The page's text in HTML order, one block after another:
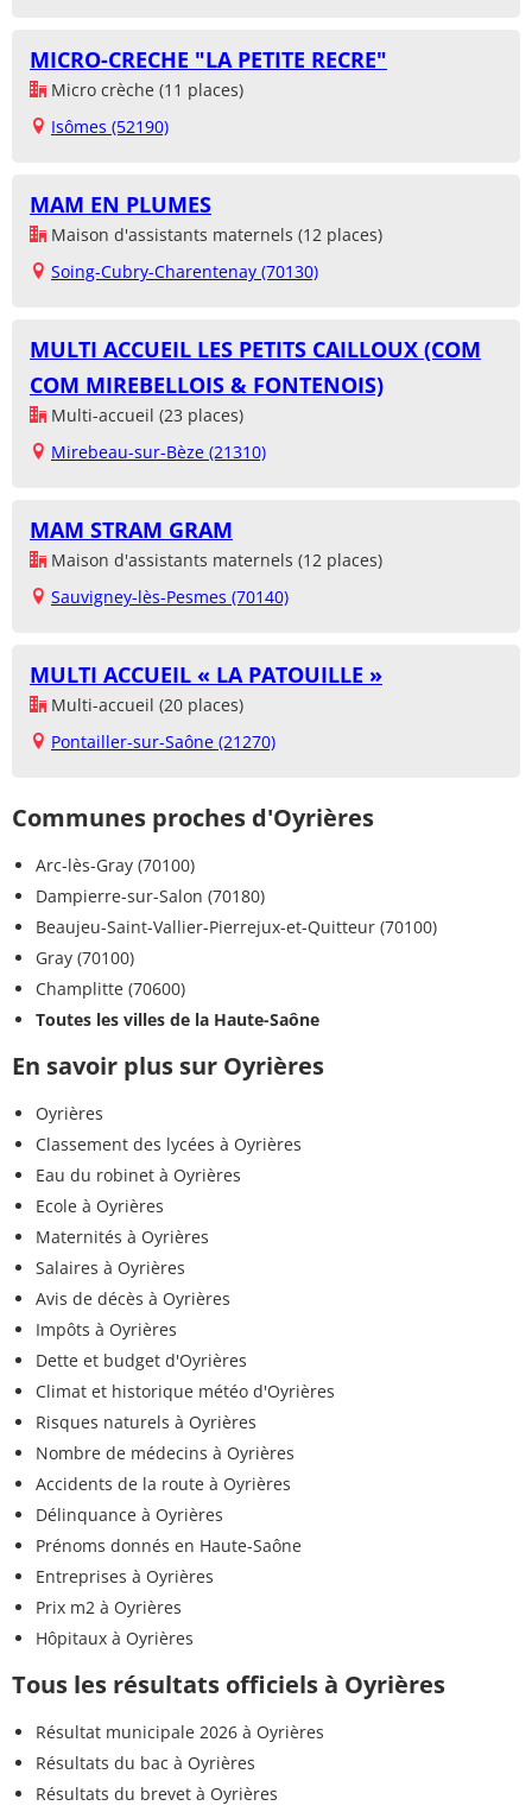
MICRO-CRECHE "LA PETITE RECRE"
Micro crèche (11 places)
Isômes (52190)
MAM EN PLUMES
Maison d'assistants maternels (12 places)
Soing-Cubry-Charentenay (70130)
MULTI ACCUEIL LES PETITS CAILLOUX (COM
COM MIREBELLOIS & FONTENOIS)
Multi-accueil (23 places)
Mirebeau-sur-Bèze (21310)
MAM STRAM GRAM
Maison d'assistants maternels (12 places)
Sauvigney-lès-Pesmes (70140)
MULTI ACCUEIL « LA PATOUILLE »
Multi-accueil (20 places)
Pontailler-sur-Saône (21270)
Communes proches d'Oyrières
Arc-lès-Gray (70100)
Dampierre-sur-Salon (70180)
Beaujeu-Saint-Vallier-Pierrejux-et-Quitteur (70100)
Gray (70100)
Champlitte (70600)
Toutes les villes de la Haute-Saône
En savoir plus sur Oyrières
Oyrières
Classement des lycées à Oyrières
Eau du robinet à Oyrières
Ecole à Oyrières
Maternités à Oyrières
Salaires à Oyrières
Avis de décès à Oyrières
Impôts à Oyrières
Dette et budget d'Oyrières
Climat et historique météo d'Oyrières
Risques naturels à Oyrières
Nombre de médecins à Oyrières
Accidents de la route à Oyrières
Délinquance à Oyrières
Prénoms donnés en Haute-Saône
Entreprises à Oyrières
Prix m2 à Oyrières
Hôpitaux à Oyrières
Tous les résultats officiels à Oyrières
Résultat municipale 2026 à Oyrières
Résultats du bac à Oyrières
Résultats du brevet à Oyrières